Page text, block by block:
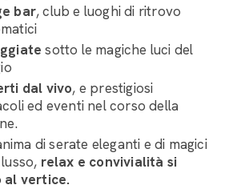
bar, club e luoghi di ritrovo
sotto le magiche luci del
dal vivo, e prestigiosi
ed eventi nel corso della
di serate eleganti e di magici
relax e convivialità si
al vertice.